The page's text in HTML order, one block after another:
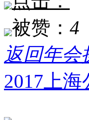
被赞： 4
返回年会
2017上